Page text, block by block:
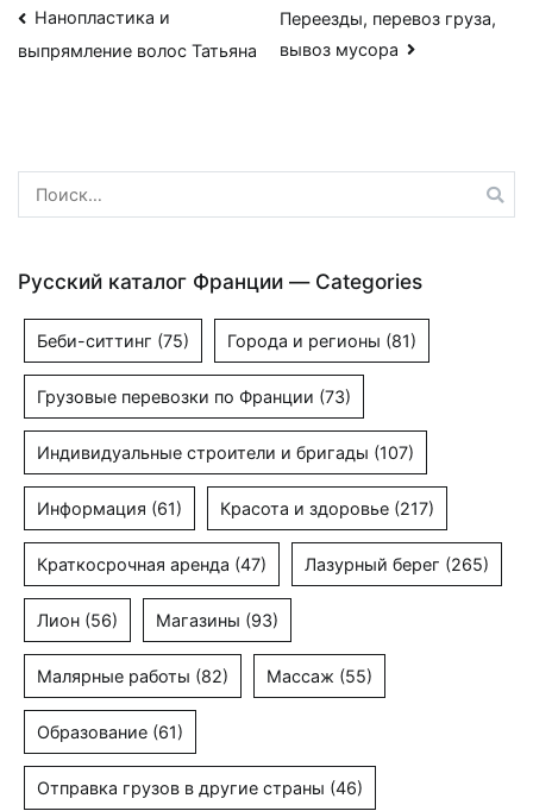
Навигация
по
Нанопластика и
выпрямление волос Татьяна
Переезды, перевоз груза,
вывоз мусора
Найти:
Русский каталог Франции — Categories
Беби-ситтинг (75) Города и регионы (81)
Грузовые перевозки по Франции (73)
Индивидуальные строители и бригады (107)
Информация (61) Красота и здоровье (217)
Краткосрочная аренда (47) Лазурный берег (265)
Лион (56) Магазины (93)
Малярные работы (82) Массаж (55)
Образование (61)
Отправка грузов в другие страны (46)